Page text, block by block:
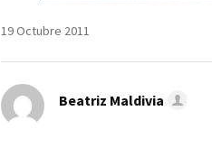
19 Octubre 2011
Beatriz Maldivia